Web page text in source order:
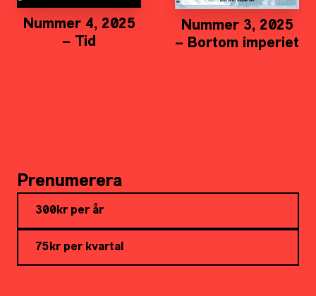
Nummer 4, 2025
– Tid
Nummer 3, 2025
– Bortom imperiet
Prenumerera
300kr per år
75kr per kvartal